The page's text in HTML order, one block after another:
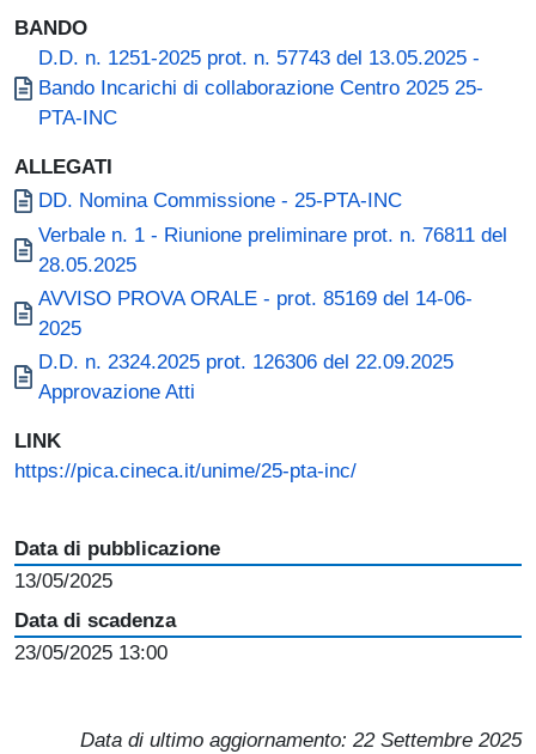
BANDO
Document
D.D. n. 1251-2025 prot. n. 57743 del 13.05.2025 -
Bando Incarichi di collaborazione Centro 2025 25-
PTA-INC
ALLEGATI
Document
DD. Nomina Commissione - 25-PTA-INC
Document
Verbale n. 1 - Riunione preliminare prot. n. 76811 del
28.05.2025
Document
AVVISO PROVA ORALE - prot. 85169 del 14-06-
2025
Document
D.D. n. 2324.2025 prot. 126306 del 22.09.2025
Approvazione Atti
LINK
https://pica.cineca.it/unime/25-pta-inc/
Data di pubblicazione
13/05/2025
Data di scadenza
23/05/2025 13:00
Data di ultimo aggiornamento: 22 Settembre 2025